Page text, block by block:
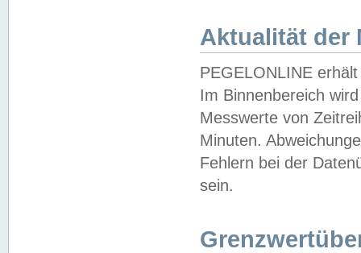
Aktualität der
PEGELONLINE
Im Binnenbereich
Messwerte von
Minuten.
Fehlern bei der
sein.